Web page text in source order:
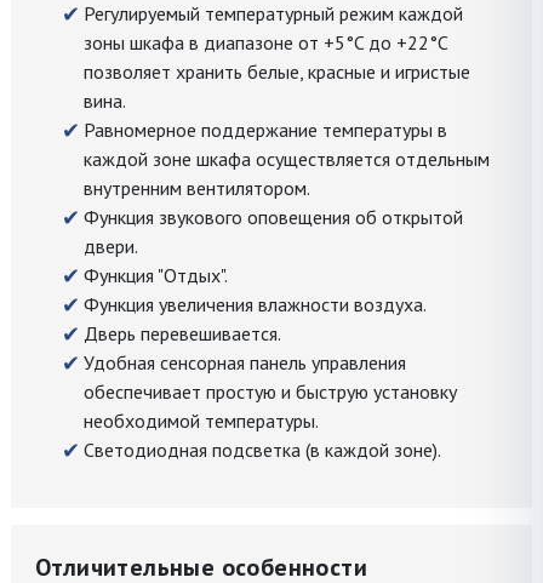
Регулируемый температурный режим каждой
зоны шкафа в диапазоне от +5°C до +22°C
позволяет хранить белые, красные и игристые
вина.
Равномерное поддержание температуры в
каждой зоне шкафа осуществляется отдельным
внутренним вентилятором.
Функция звукового оповещения об открытой
двери.
Функция "Отдых".
Функция увеличения влажности воздуха.
Дверь перевешивается.
Удобная сенсорная панель управления
обеспечивает простую и быструю установку
необходимой температуры.
Светодиодная подсветка (в каждой зоне).
Отличительные особенности